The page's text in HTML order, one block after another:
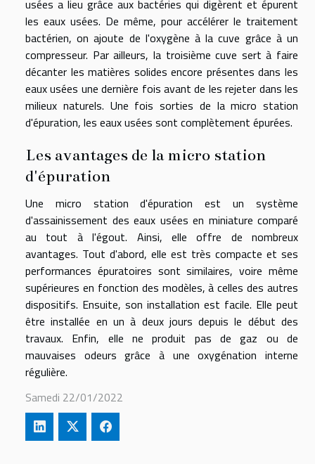
usées a lieu grâce aux bactéries qui digèrent et épurent
les eaux usées. De même, pour accélérer le traitement
bactérien, on ajoute de l'oxygène à la cuve grâce à un
compresseur. Par ailleurs, la troisième cuve sert à faire
décanter les matières solides encore présentes dans les
eaux usées une dernière fois avant de les rejeter dans les
milieux naturels. Une fois sorties de la micro station
d'épuration, les eaux usées sont complètement épurées.
Les avantages de la micro station
d'épuration
Une micro station d'épuration est un système
d'assainissement des eaux usées en miniature comparé
au tout à l'égout. Ainsi, elle offre de nombreux
avantages. Tout d'abord, elle est très compacte et ses
performances épuratoires sont similaires, voire même
supérieures en fonction des modèles, à celles des autres
dispositifs. Ensuite, son installation est facile. Elle peut
être installée en un à deux jours depuis le début des
travaux. Enfin, elle ne produit pas de gaz ou de
mauvaises odeurs grâce à une oxygénation interne
régulière.
Samedi 22/01/2022